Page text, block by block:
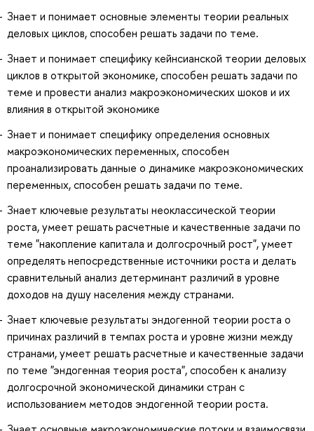
Знает и понимает основные элементы теории реальных
деловых циклов, способен решать задачи по теме.
Знает и понимает специфику кейнсианской теории деловых
циклов в открытой экономике, способен решать задачи по
теме и провести анализ макроэкономических шоков и их
влияния в открытой экономике
Знает и понимает специфику определения основных
макроэкономических переменных, способен
проанализировать данные о динамике макроэкономических
переменных, способен решать задачи по теме.
Знает ключевые результаты неоклассической теории
роста, умеет решать расчетные и качественные задачи по
теме "накопление капитала и долгосрочный рост", умеет
определять непосредственные источники роста и делать
сравнительный анализ детерминант различий в уровне
доходов на душу населения между странами.
Знает ключевые результаты эндогенной теории роста о
причинах различий в темпах роста и уровне жизни между
странами, умеет решать расчетные и качественные задачи
по теме "эндогенная теория роста", способен к анализу
долгосрочной экономической динамики стран с
использованием методов эндогенной теории роста.